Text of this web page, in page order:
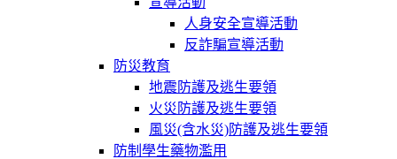
人身安全宣導活動
反詐騙宣導活動
防災教育
地震防護及逃生要領
火災防護及逃生要領
風災(含水災)防護及逃生要領
防制學生藥物濫用